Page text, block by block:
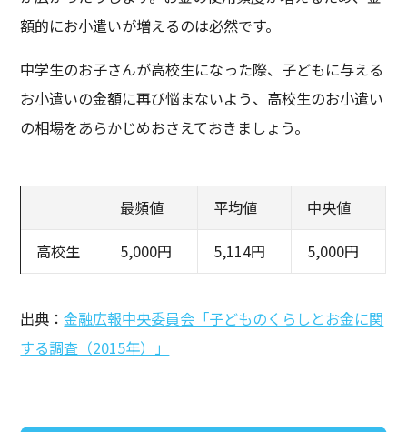
額的にお小遣いが増えるのは必然です。
中学生のお子さんが高校生になった際、子どもに与える
お小遣いの金額に再び悩まないよう、高校生のお小遣い
の相場をあらかじめおさえておきましょう。
最頻値 平均値
中央値
高校生
5,000円 5,114円 5,000円
出典：金融広報中央委員会「子どものくらしとお金に関
する調査（2015年）」